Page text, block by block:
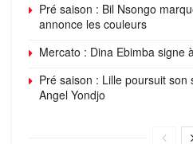
Pré saison : Bil Nsongo
annonce les couleurs
Mercato : Dina Ebimba signe
Pré saison : Lille poursuit
Angel Yondjo